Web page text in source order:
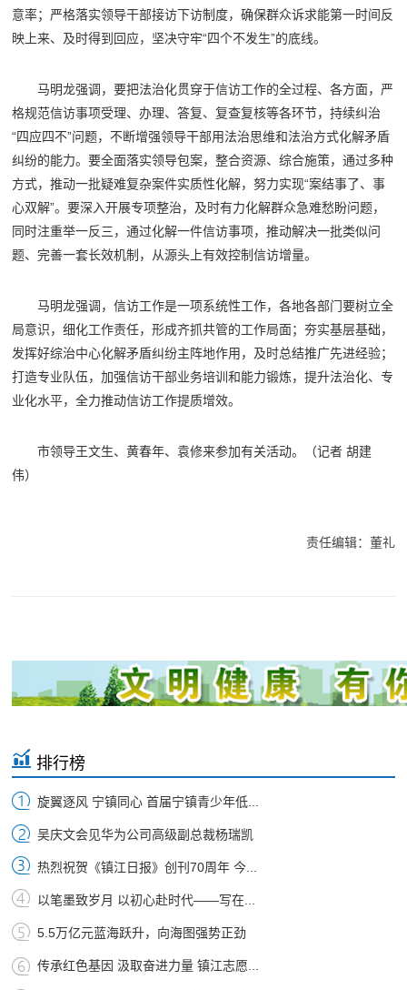
意率；严格落实领导干部接访下访制度，确保群众诉求能第一时间反
映上来、及时得到回应，坚决守牢“四个不发生”的底线。
马明龙强调，要把法治化贯穿于信访工作的全过程、各方面，严
格规范信访事项受理、办理、答复、复查复核等各环节，持续纠治
“四应四不”问题，不断增强领导干部用法治思维和法治方式化解矛盾
纠纷的能力。要全面落实领导包案，整合资源、综合施策，通过多种
方式，推动一批疑难复杂案件实质性化解，努力实现“案结事了、事
心双解”。要深入开展专项整治，及时有力化解群众急难愁盼问题，
同时注重举一反三，通过化解一件信访事项，推动解决一批类似问
题、完善一套长效机制，从源头上有效控制信访增量。
马明龙强调，信访工作是一项系统性工作，各地各部门要树立全
局意识，细化工作责任，形成齐抓共管的工作局面；夯实基层基础，
发挥好综治中心化解矛盾纠纷主阵地作用，及时总结推广先进经验；
打造专业队伍，加强信访干部业务培训和能力锻炼，提升法治化、专
业化水平，全力推动信访工作提质增效。
市领导王文生、黄春年、袁修来参加有关活动。
（记者 胡建
伟）
责任编辑：董礼
排行榜
旋翼逐风 宁镇同心 首届宁镇青少年低...
吴庆文会见华为公司高级副总裁杨瑞凯
热烈祝贺《镇江日报》创刊70周年 今...
以笔墨致岁月 以初心赴时代——写在...
5.5万亿元蓝海跃升，向海图强势正劲
传承红色基因 汲取奋进力量 镇江志愿...